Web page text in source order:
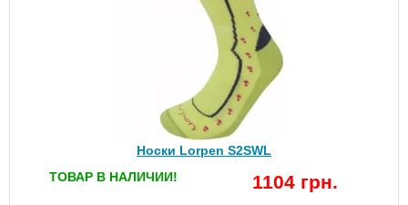
Носки Lorpen S2SWL
ТОВАР В НАЛИЧИИ!
1104 грн.